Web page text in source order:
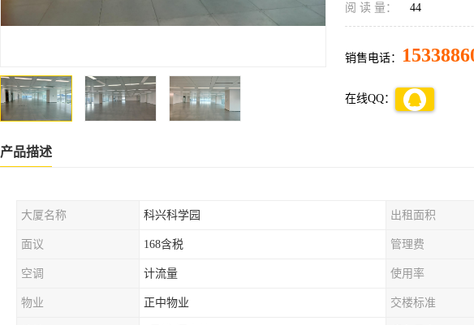
阅 读 量： 44
销售电话：
在线QQ：
产品描述
大厦名称 科兴科学园 出租面积
面议 168含税 管理费
空调 计流量 使用率
物业 正中物业 交楼标准